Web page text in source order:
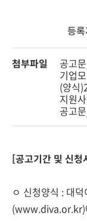
등
첨부파일
공고
기업
(양식
지원
공고
[공고기간 및 신청
ㅇ 신청양식 : 대
(www.diva.or.kr)